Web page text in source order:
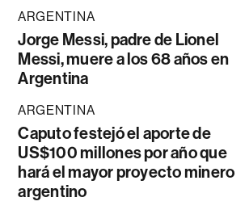
ARGENTINA
Jorge Messi, padre de Lionel
Messi, muere a los 68 años en
Argentina
ARGENTINA
Caputo festejó el aporte de
US$100 millones por año que
hará el mayor proyecto minero
argentino